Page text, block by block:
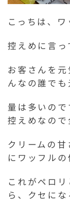
こっちは、ワ
控えめに言っ
お客さんを
んなの誰でも
量は多いの
控えめなので
クリームの
にワッフルの
これがペロ
ら、クセにな